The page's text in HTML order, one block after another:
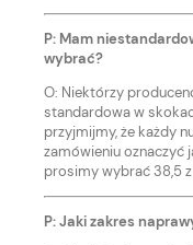
P: Mam
wybrać?
O: Niektórzy
standardowa w
przyjmijmy, że każdy
zamówieniu oznaczyć
prosimy wybrać 38,5
P: Jaki zakres